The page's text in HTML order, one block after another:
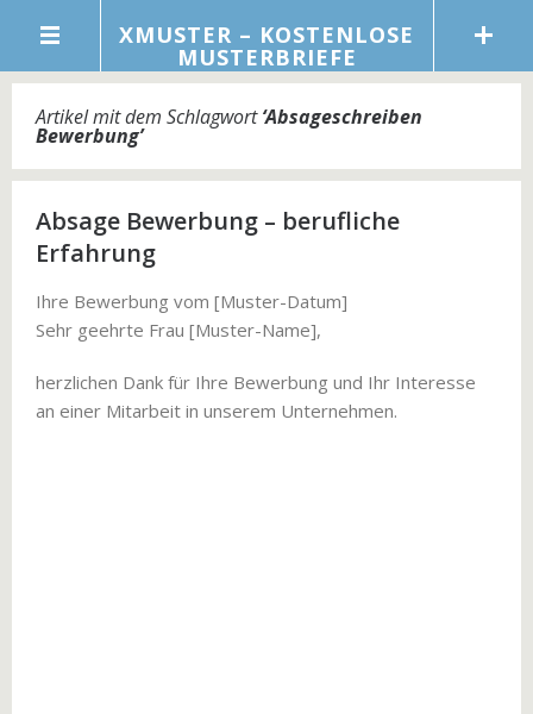
XMUSTER – KOSTENLOSE
MUSTERBRIEFE
Artikel mit dem Schlagwort‘Absageschreiben
Bewerbung’
Absage Bewerbung – berufliche
Erfahrung
Ihre Bewerbung vom [Muster-Datum]
Sehr geehrte Frau [Muster-Name],
herzlichen Dank für Ihre Bewerbung und Ihr Interesse
an einer Mitarbeit in unserem Unternehmen.